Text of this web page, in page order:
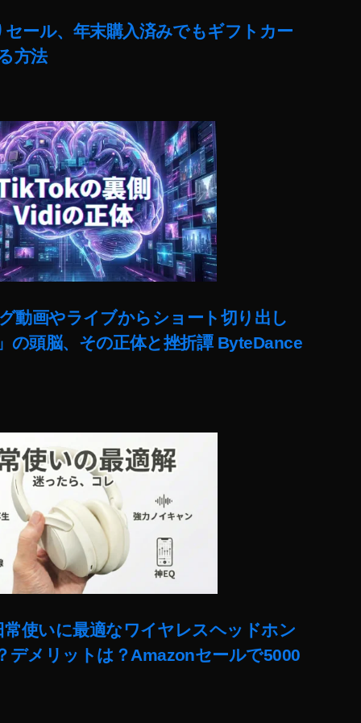
ール、年末購入済みでもギフトカー
方法
動画やライブからショート切り出し
の頭脳、その正体と挫折譚 ByteDance
常使いに最適なワイヤレスヘッドホン
デメリットは？Amazonセールで5000